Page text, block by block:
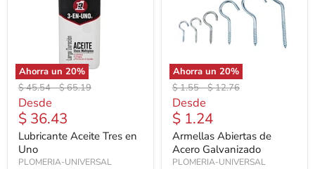
Ahorra un 20%
Precio
original
$ 45.54-Precio
$ 65.19
Desde
$ 36.43
Lubricante Aceite Tres en
Uno
PLOMERIA-UNIVERSAL
Ahorra un 20%
Precio
original
$ 1.55-Precio
$ 12.76
Desde
$ 1.24
Armellas Abiertas de
Acero Galvanizado
PLOMERIA-UNIVERSAL